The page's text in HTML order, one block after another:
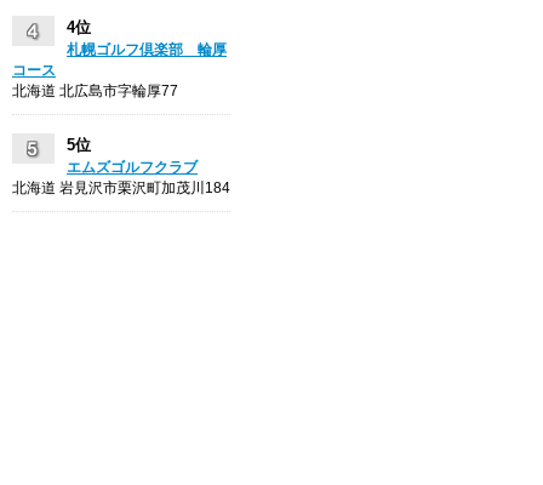
4位
札幌ゴルフ倶楽部 輪厚
コース
北海道 北広島市字輪厚77
5位
エムズゴルフクラブ
北海道 岩見沢市栗沢町加茂川184